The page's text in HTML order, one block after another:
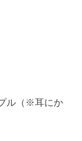
ル（※耳にか